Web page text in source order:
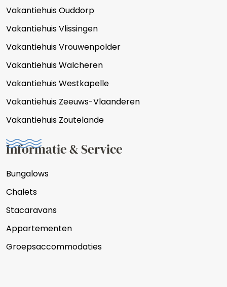
Vakantiehuis Ouddorp
Vakantiehuis Vlissingen
Vakantiehuis Vrouwenpolder
Vakantiehuis Walcheren
Vakantiehuis Westkapelle
Vakantiehuis Zeeuws-Vlaanderen
Vakantiehuis Zoutelande
Informatie & Service
Bungalows
Chalets
Stacaravans
Appartementen
Groepsaccommodaties